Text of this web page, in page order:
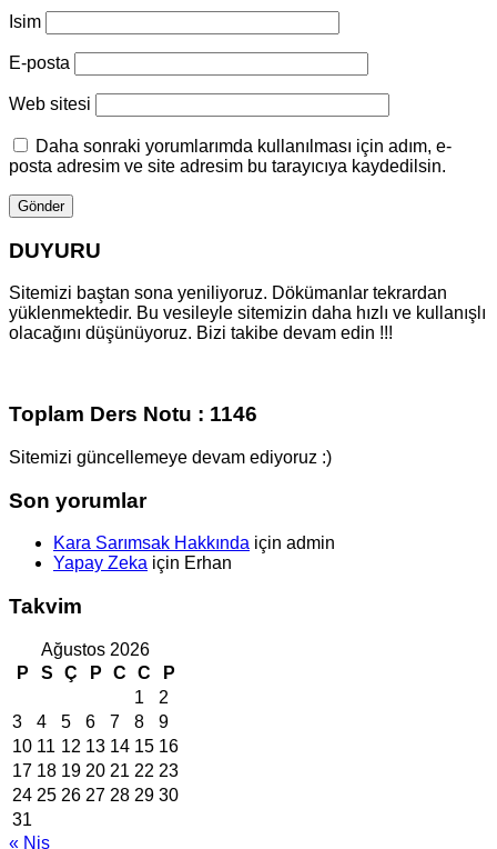
Isim
E-posta
Web sitesi
Daha sonraki yorumlarımda kullanılması için adım, e-
posta adresim ve site adresim bu tarayıcıya kaydedilsin.
DUYURU
Sitemizi baştan sona yeniliyoruz. Dökümanlar tekrardan
yüklenmektedir. Bu vesileyle sitemizin daha hızlı ve kullanışlı
olacağını düşünüyoruz. Bizi takibe devam edin !!!
Toplam Ders Notu : 1146
Sitemizi güncellemeye devam ediyoruz :)
Son yorumlar
Kara Sarımsak Hakkında için admin
Yapay Zeka için Erhan
Takvim
Ağustos 2026
P
S Ç P C C
P
1
2
3
4 5 6 7 8
9
10 11 12 13 14 15 16
17 18 19 20 21 22 23
24 25 26 27 28 29 30
31
« Nis